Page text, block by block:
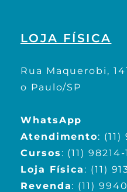
LOJA FÍSICA
Rua Maquerobi,
o Paulo/SP
WhatsApp
Atendimento:
Cursos : (11)
Loja Física : (11)
Revenda: (11)